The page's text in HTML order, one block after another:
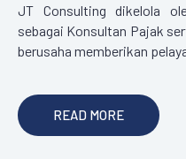
JT Consulting dikelola
sebagai Konsultan Pajak
berusaha memberikan
READ MORE